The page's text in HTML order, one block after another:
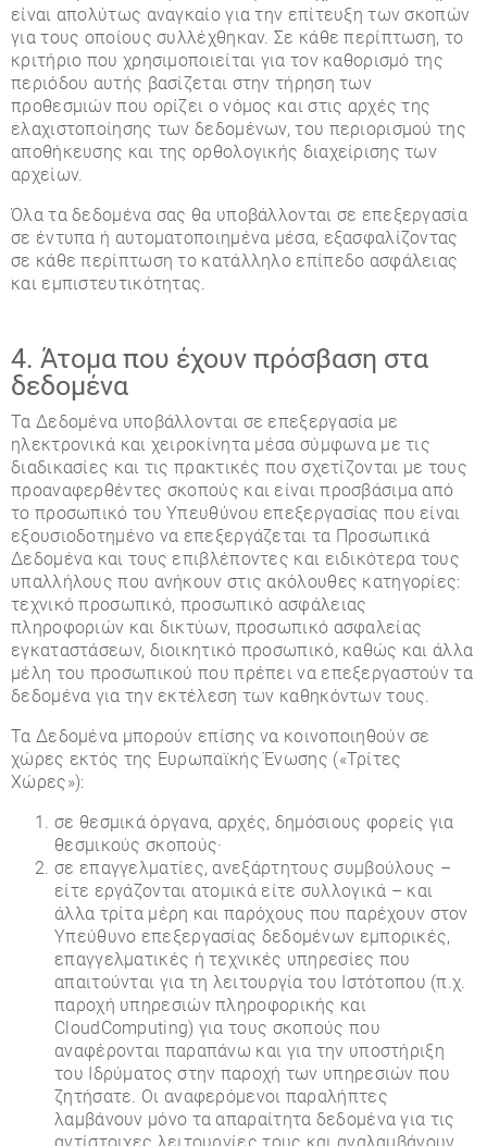
είναι απολύτως αναγκαίο για την επίτευξη των σκοπών
για τους οποίους συλλέχθηκαν. Σε κάθε περίπτωση, το
κριτήριο που χρησιμοποιείται για τον καθορισμό της
περιόδου αυτής βασίζεται στην τήρηση των
προθεσμιών που ορίζει ο νόμος και στις αρχές της
ελαχιστοποίησης των δεδομένων, του περιορισμού της
αποθήκευσης και της ορθολογικής διαχείρισης των
αρχείων.
Όλα τα δεδομένα σας θα υποβάλλονται σε επεξεργασία
σε έντυπα ή αυτοματοποιημένα μέσα, εξασφαλίζοντας
σε κάθε περίπτωση το κατάλληλο επίπεδο ασφάλειας
και εμπιστευτικότητας.
4. Άτομα που έχουν πρόσβαση στα
δεδομένα
Τα Δεδομένα υποβάλλονται σε επεξεργασία με
ηλεκτρονικά και χειροκίνητα μέσα σύμφωνα με τις
διαδικασίες και τις πρακτικές που σχετίζονται με τους
προαναφερθέντες σκοπούς και είναι προσβάσιμα από
το προσωπικό του Υπευθύνου επεξεργασίας που είναι
εξουσιοδοτημένο να επεξεργάζεται τα Προσωπικά
Δεδομένα και τους επιβλέποντες και ειδικότερα τους
υπαλλήλους που ανήκουν στις ακόλουθες κατηγορίες:
τεχνικό προσωπικό, προσωπικό ασφάλειας
πληροφοριών και δικτύων, προσωπικό ασφαλείας
εγκαταστάσεων, διοικητικό προσωπικό, καθώς και άλλα
μέλη του προσωπικού που πρέπει να επεξεργαστούν τα
δεδομένα για την εκτέλεση των καθηκόντων τους.
Τα Δεδομένα μπορούν επίσης να κοινοποιηθούν σε
χώρες εκτός της Ευρωπαϊκής Ένωσης («Τρίτες
Χώρες»):
σε θεσμικά όργανα, αρχές, δημόσιους φορείς για
θεσμικούς σκοπούς·
σε επαγγελματίες, ανεξάρτητους συμβούλους –
είτε εργάζονται ατομικά είτε συλλογικά – και
άλλα τρίτα μέρη και παρόχους που παρέχουν στον
Υπεύθυνο επεξεργασίας δεδομένων εμπορικές,
επαγγελματικές ή τεχνικές υπηρεσίες που
απαιτούνται για τη λειτουργία του Ιστότοπου (π.χ.
παροχή υπηρεσιών πληροφορικής και
CloudComputing) για τους σκοπούς που
αναφέρονται παραπάνω και για την υποστήριξη
του Ιδρύματος στην παροχή των υπηρεσιών που
ζητήσατε. Οι αναφερόμενοι παραλήπτες
λαμβάνουν μόνο τα απαραίτητα δεδομένα για τις